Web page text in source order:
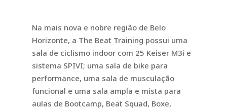
Na mais nova e nobre região de Belo
Horizonte, a The Beat Training possui uma
sala de ciclismo indoor com 25 Keiser M3i e
sistema SPIVI; uma sala de bike para
performance, uma sala de musculação
funcional e uma sala ampla e mista para
aulas de Bootcamp, Beat Squad, Boxe,